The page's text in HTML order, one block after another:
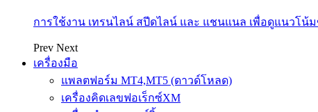
การใช้งาน เทรนไลน์ สปีดไลน์ และ แชนแนล เพื่อดูแนวโน้ม
Prev Next
เครื่องมือ
แพลตฟอร์ม MT4,MT5 (ดาวด์โหลด)
เครื่องคิดเลขฟอเร็กซ์XM